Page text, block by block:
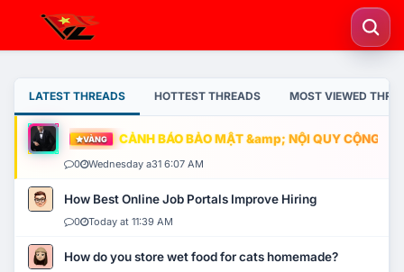
LATEST THREADS HOTTEST THREADS MOST VIEWED
VÀNG CẢNH BÁO BẢO MẬT &amp; NỘI QUY CỘNG
0 Wednesday a31 6:07 AM
How Best Online Job Portals Improve Hiring
0 Today at 11:39 AM
How do you store wet food for cats homemade?